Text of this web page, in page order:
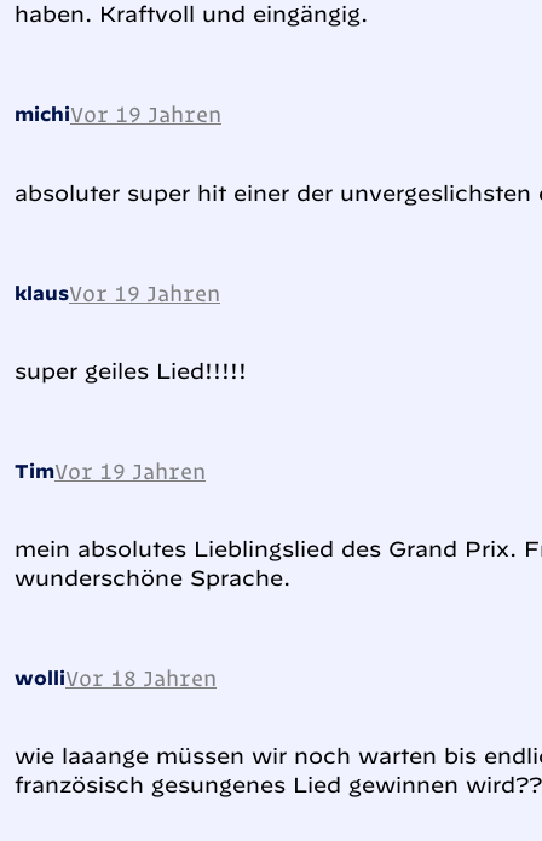
haben. Kraftvoll und eingängig.
michiVor 19 Jahren
absoluter super hit einer der unvergeslichsten
klausVor 19 Jahren
super geiles Lied!!!!!
TimVor 19 Jahren
mein absolutes Lieblingslied des Grand Prix.
wunderschöne Sprache.
wolliVor 18 Jahren
wie laaange müssen wir noch warten bis
französisch gesungenes Lied gewinnen